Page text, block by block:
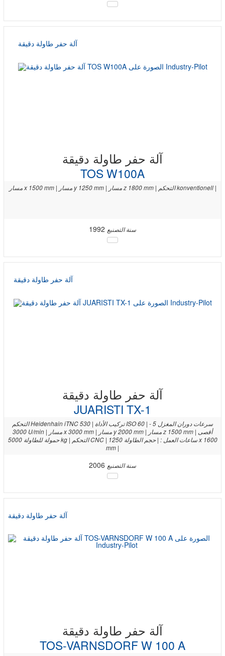
آلة حفر طاولة دقيقة
آلة حفر طاولة دقيقة
TOS W100A
مسار x 1500 mm | مسار y 1250 mm | مسار z 1800 mm | التحكم konventionell |
سنة التصنيع
آلة حفر طاولة دقيقة
آلة حفر طاولة دقيقة
JUARISTI TX-1
التحكم Heidenhain iTNC 530 | تركيب الأداة ISO 60 | سرعات دوران المغزل 5 -
3000 U/min | مسار x 3000 mm | مسار y 2000 mm | مسار z 1500 mm | أقصى
حمولة للطاولة 5000 kg | التحكم CNC | ساعات العمل : | حجم الطاولة 1250 x 1600
mm |
سنة التصنيع
آلة حفر طاولة دقيقة
آلة حفر طاولة دقيقة
TOS-VARNSDORF W 100 A